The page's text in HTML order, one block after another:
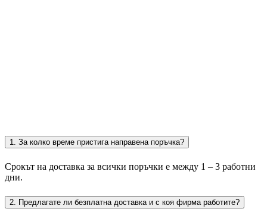
1. За колко време пристига направена поръчка?
Срокът на доставка за всички поръчки е между 1 – 3 работни
дни.
2. Предлагате ли безплатна доставка и с коя фирма работите?